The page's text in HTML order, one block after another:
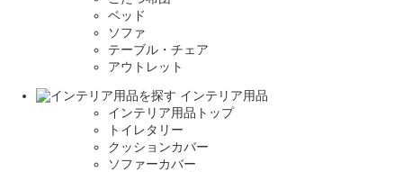
ベッド
ソファ
テーブル・チェア
アウトレット
インテリア用品
インテリア用品トップ
トイレタリー
クッションカバー
ソファーカバー